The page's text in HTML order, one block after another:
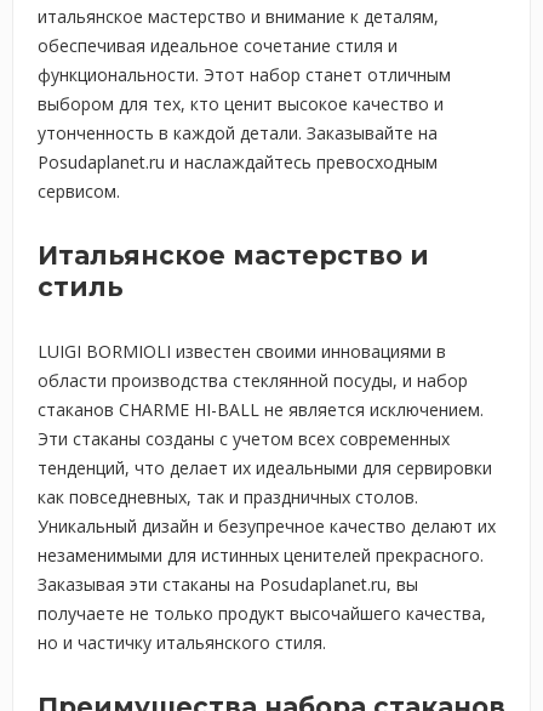
итальянское мастерство и внимание к деталям,
обеспечивая идеальное сочетание стиля и
функциональности. Этот набор станет отличным
выбором для тех, кто ценит высокое качество и
утонченность в каждой детали. Заказывайте на
Posudaplanet.ru и наслаждайтесь превосходным
сервисом.
Итальянское мастерство и
стиль
LUIGI BORMIOLI известен своими инновациями в
области производства стеклянной посуды, и набор
стаканов CHARME HI-BALL не является исключением.
Эти стаканы созданы с учетом всех современных
тенденций, что делает их идеальными для сервировки
как повседневных, так и праздничных столов.
Уникальный дизайн и безупречное качество делают их
незаменимыми для истинных ценителей прекрасного.
Заказывая эти стаканы на Posudaplanet.ru, вы
получаете не только продукт высочайшего качества,
но и частичку итальянского стиля.